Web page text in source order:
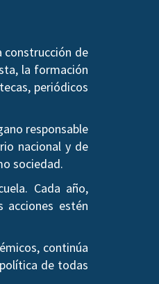
construcción de
la formación
periódicos
responsable
nacional y de
sociedad.
Cada año,
estén
continúa
de todas